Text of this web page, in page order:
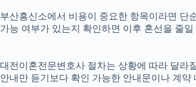
부산흥신소에서 비용이 중요한 항목이라면 단
가능 여부가 있는지 확인하면 이후 혼선을 줄
대전이혼전문변호사 절차는 상황에 따라 달라
안내만 듣기보다 확인 가능한 안내문이나 계